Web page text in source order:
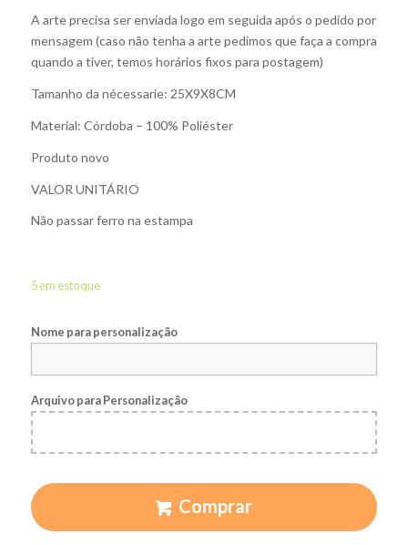
A arte precisa ser enviada logo em seguida após o pedido por
mensagem (caso não tenha a arte pedimos que faça a compra
quando a tiver, temos horários fixos para postagem)
Tamanho da nécessarie: 25X9X8CM
Material: Córdoba – 100% Poliéster
Produto novo
VALOR UNITÁRIO
Não passar ferro na estampa
5 em estoque
Nome para personalização
Arquivo para Personalização
Comprar